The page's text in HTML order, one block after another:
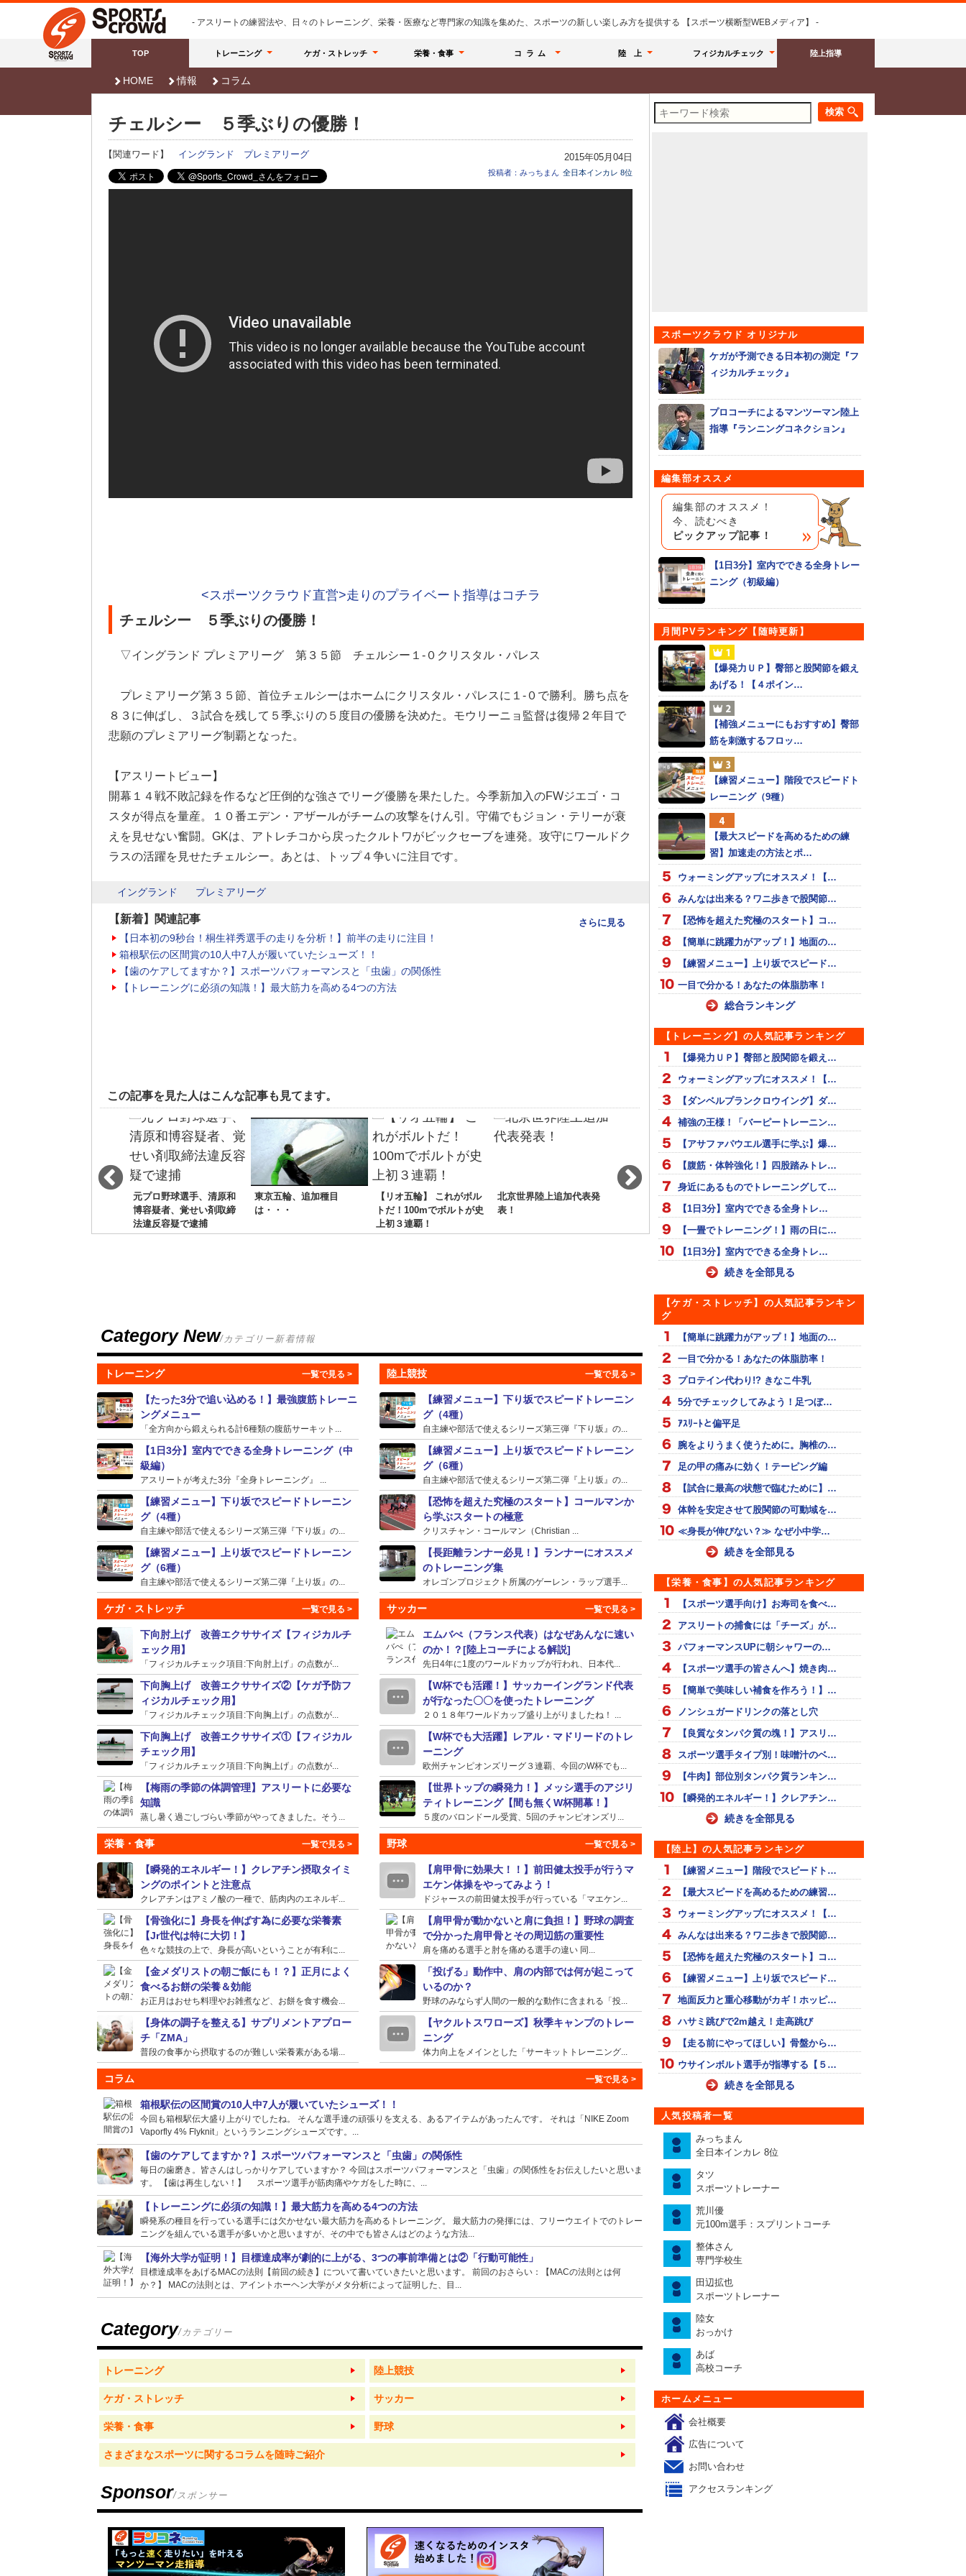
- アスリートの練習法や、日々のトレーニング、栄養・医療など専門家の知識を集めた、スポーツの新しい楽しみ方を提供する 【スポーツ横断型WEBメディア】 -
TOP トレーニング ケガ・ストレッチ 栄養・食事 コラム 陸 上 フィジカルチェック 陸上指導
HOME 情報 コラム
チェルシー ５季ぶりの優勝！
【関連ワード】 イングランド プレミアリーグ 2015年05月04日
投稿者：みっちまん 全日本インカレ 8位
<スポーツクラウド直営>走りのプライベート指導はコチラ
チェルシー ５季ぶりの優勝！
▽イングランド プレミアリーグ 第３５節 チェルシー１-０クリスタル・パレス
プレミアリーグ第３５節、首位チェルシーはホームにクリスタル・パレスに１-０で勝利。勝ち点を
８３に伸ばし、３試合を残して５季ぶりの５度目の優勝を決めた。モウリーニョ監督は復帰２年目で
悲願のプレミアリーグ制覇となった。
【アスリートビュー】
開幕１４戦不敗記録を作るなど圧倒的な強さでリーグ優勝を果たした。今季新加入のFWジエゴ・コ
スタが得点を量産。１０番エデン・アザールがチームの攻撃をけん引。守備でもジョン・テリーが衰
えを見せない奮闘。GKは、アトレチコから戻ったクルトワがビックセーブを連発。攻守にワールドク
ラスの活躍を見せたチェルシー。あとは、トップ４争いに注目です。
イングランド プレミアリーグ
【新着】関連記事 さらに見る
【日本初の9秒台！桐生祥秀選手の走りを分析！】前半の走りに注目！
箱根駅伝の区間賞の10人中7人が履いていたシューズ！！
【歯のケアしてますか？】スポーツパフォーマンスと「虫歯」の関係性
【トレーニングに必須の知識！】最大筋力を高める4つの方法
この記事を見た人はこんな記事も見てます。
元プロ野球選手、清原和
博容疑者、覚せい剤取締
法違反容疑で逮捕
東京五輪、追加種目
は・・・
【リオ五輪】 これがボル
トだ！100mでボルトが史
上初３連覇！
北京世界陸上追加代表発
表！
長友今季初先発！
【陸上女子400ｍ】執念の
フィニッシュ！！”ヘッド
スライディング”で金！
Category New/カテゴリー新着情報
トレーニング
【たった3分で追い込める！】最強腹筋トレーニ
ングメニュー
「全方向から鍛えられる計6種類の腹筋サーキット...
【1日3分】室内でできる全身トレーニング（中
級編）
アスリートが考えた3分『全身トレーニング』 ...
【練習メニュー】下り坂でスピードトレーニン
グ（4種）
自主練や部活で使えるシリーズ第三弾『下り坂』の...
【練習メニュー】上り坂でスピードトレーニン
グ（6種）
自主練や部活で使えるシリーズ第二弾『上り坂』の...
陸上競技
【練習メニュー】下り坂でスピードトレーニン
グ（4種）
自主練や部活で使えるシリーズ第三弾『下り坂』の...
【練習メニュー】上り坂でスピードトレーニン
グ（6種）
自主練や部活で使えるシリーズ第二弾『上り坂』の...
【恐怖を超えた究極のスタート】コールマンか
ら学ぶスタートの極意
クリスチャン・コールマン（Christian ...
【長距離ランナー必見！】ランナーにオススメ
のトレーニング集
オレゴンプロジェクト所属のゲーレン・ラップ選手...
ケガ・ストレッチ
下向肘上げ 改善エクササイズ【フィジカルチ
ェック用】
「フィジカルチェック項目:下向肘上げ」の点数が...
下向胸上げ 改善エクササイズ②【ケガ予防フ
ィジカルチェック用】
「フィジカルチェック項目:下向胸上げ」の点数が...
下向胸上げ 改善エクササイズ①【フィジカル
チェック用】
「フィジカルチェック項目:下向胸上げ」の点数が...
【梅雨の季節の体調管理】アスリートに必要な
知識
蒸し暑く過ごしづらい季節がやってきました。そう...
サッカー
エムバぺ（フランス代表）はなぜあんなに速い
のか！？[陸上コーチによる解説]
先日4年に1度のワールドカップが行われ、日本代...
【W杯でも活躍！】サッカーイングランド代表
が行なった〇〇を使ったトレーニング
２０１８年ワールドカップ盛り上がりましたね！ ...
【W杯でも大活躍】レアル・マドリードのトレ
ーニング
欧州チャンピオンズリーグ３連覇、今回のW杯でも...
【世界トップの瞬発力！】メッシ選手のアジリ
ティトレーニング【間も無くW杯開幕！】
５度のバロンドール受賞、5回のチャンピオンズリ...
栄養・食事
【瞬発的エネルギー！】クレアチン摂取タイミ
ングのポイントと注意点
クレアチンはアミノ酸の一種で、筋肉内のエネルギ...
【骨強化に】身長を伸ばす為に必要な栄養素
【Jr世代は特に大切！】
色々な競技の上で、身長が高いということが有利に...
【金メダリストの朝ご飯にも！？】正月によく
食べるお餅の栄養＆効能
お正月はおせち料理やお雑煮など、お餅を食す機会...
【身体の調子を整える】サプリメントアプロー
チ「ZMA」
普段の食事から摂取するのが難しい栄養素がある場...
野球
【肩甲骨に効果大！！】前田健太投手が行うマ
エケン体操をやってみよう！
ドジャースの前田健太投手が行っている「マエケン...
【肩甲骨が動かないと肩に負担！】野球の調査
で分かった肩甲骨とその周辺筋の重要性
肩を痛める選手と肘を痛める選手の違い 同...
「投げる」動作中、肩の内部では何が起こって
いるのか？
野球のみならず人間の一般的な動作に含まれる「投...
【ヤクルトスワローズ】秋季キャンプのトレー
ニング
体力向上をメインとした「サーキットトレーニング...
コラム
箱根駅伝の区間賞の10人中7人が履いていたシューズ！！
今回も箱根駅伝大盛り上がりでしたね。 そんな選手達の頑張りを支える、あるアイテムがあったんです。 それは「NIKE Zoom
Vaporfly 4% Flyknit」というランニングシューズです。...
【歯のケアしてますか？】スポーツパフォーマンスと「虫歯」の関係性
毎日の歯磨き。皆さんはしっかりケアしていますか？ 今回はスポーツパフォーマンスと「虫歯」の関係性をお伝えしたいと思いま
す。 【歯は再生しない！】 スポーツ選手が筋肉痛やケガをした時に、...
【トレーニングに必須の知識！】最大筋力を高める4つの方法
瞬発系の種目を行っている選手には欠かせない最大筋力を高めるトレーニング。 最大筋力の発揮には、フリーウエイトでのトレー
ニングを組んでいる選手が多いかと思いますが、その中でも皆さんはどのような方法...
【海外大学が証明！】目標達成率が劇的に上がる、3つの事前準備とは②「行動可能性」
目標達成率をあげるMACの法則【前回の続き】について書いていきたいと思います。 前回のおさらい：【MACの法則とは何
か？】 MACの法則とは、アイントホーヘン大学がメタ分析によって証明した、目...
Category/カテゴリー
トレーニング 陸上競技
ケガ・ストレッチ サッカー
栄養・食事 野球
さまざまなスポーツに関するコラムを随時ご紹介
Sponsor/スポンサー
スポーツクラウド オリジナル
ケガが予測できる日本初の測定『フ
ィジカルチェック』
プロコーチによるマンツーマン陸上
指導『ランニングコネクション』
編集部オススメ
編集部のオススメ！
今、読むべき
ピックアップ記事！
【1日3分】室内でできる全身トレー
ニング（初級編）
月間PVランキング【随時更新】
【爆発力ＵＰ】臀部と股関節を鍛え
あげる！【４ポイン…
【補強メニューにもおすすめ】臀部
筋を刺激するフロッ…
【練習メニュー】階段でスピードト
レーニング（9種）
【最大スピードを高めるための練
習】加速走の方法とポ…
ウォーミングアップにオススメ！【…
みんなは出来る？ワニ歩きで股関節…
【恐怖を超えた究極のスタート】コ…
【簡単に跳躍力がアップ！】地面の…
【練習メニュー】上り坂でスピード…
一目で分かる！あなたの体脂肪率！
総合ランキング
【トレーニング】の人気記事ランキング
【爆発力ＵＰ】臀部と股関節を鍛え…
ウォーミングアップにオススメ！【…
【ダンベルプランクロウイング】ダ…
補強の王様！「バーピートレーニン…
【アサファパウエル選手に学ぶ】爆…
【腹筋・体幹強化！】四股踏みトレ…
身近にあるものでトレーニングして…
【1日3分】室内でできる全身トレ…
【一畳でトレーニング！】雨の日に…
【1日3分】室内でできる全身トレ…
続きを全部見る
【ケガ・ストレッチ】の人気記事ランキン
グ
【簡単に跳躍力がアップ！】地面の…
一目で分かる！あなたの体脂肪率！
プロテイン代わり!? きなこ牛乳
5分でチェックしてみよう！足つぼ…
ｱｽﾘｰﾄと偏平足
腕をよりうまく使うために。胸椎の…
足の甲の痛みに効く！テーピング編
【試合に最高の状態で臨むために】…
体幹を安定させて股関節の可動域を…
≪身長が伸びない？≫ なぜ小中学…
続きを全部見る
【栄養・食事】の人気記事ランキング
【スポーツ選手向け】お寿司を食べ…
アスリートの捕食には「チーズ」が…
パフォーマンスUPに朝シャワーの…
【スポーツ選手の皆さんへ】焼き肉…
【簡単で美味しい補食を作ろう！】…
ノンシュガードリンクの落とし穴
【良質なタンパク質の塊！】アスリ…
スポーツ選手タイプ別！味噌汁のベ…
【牛肉】部位別タンパク質ランキン…
【瞬発的エネルギー！】クレアチン…
続きを全部見る
【陸上】の人気記事ランキング
【練習メニュー】階段でスピードト…
【最大スピードを高めるための練習…
ウォーミングアップにオススメ！【…
みんなは出来る？ワニ歩きで股関節…
【恐怖を超えた究極のスタート】コ…
【練習メニュー】上り坂でスピード…
地面反力と重心移動がカギ！ホッピ…
ハサミ跳びで2m越え！走高跳び
【走る前にやってほしい】骨盤から…
ウサインボルト選手が指導する【５…
続きを全部見る
人気投稿者一覧
みっちまん
全日本インカレ 8位
タツ
スポーツトレーナー
荒川優
元100m選手：スプリントコーチ
整体さん
専門学校生
田辺拡也
スポーツトレーナー
陸女
おっかけ
あば
高校コーチ
ホームメニュー
会社概要
広告について
お問い合わせ
アクセスランキング